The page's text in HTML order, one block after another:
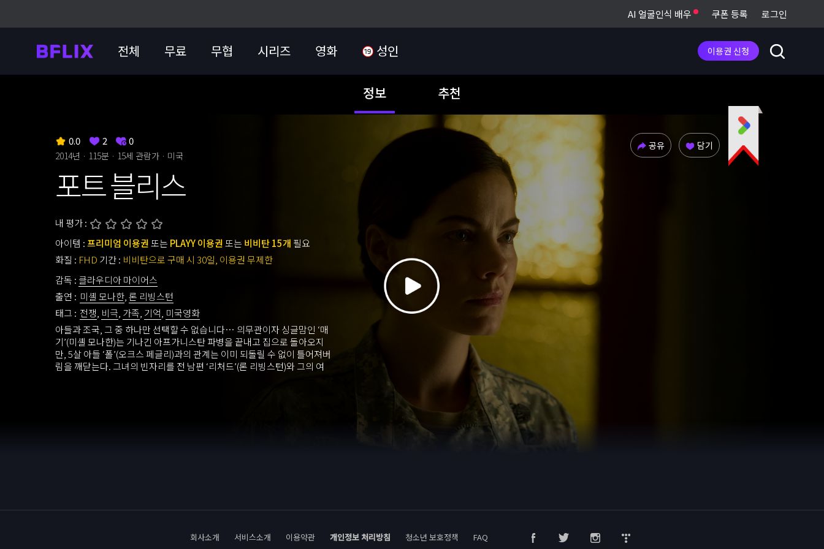
AI 얼굴인식 배우 쿠폰 등록 로그인
전체 무료 무협 시리즈 영화 성인 이용권 신청
정보 추천
0.0 2 0
2014년 · 115분 · 15세 관람가 · 미국
포트 블리스
내 평가 :
아이템 :프리미엄 이용권또는 PLAYY 이용권또는 비비탄 15개 필요
화질 : FHD 기간 : 비비탄으로 구매 시 30일, 이용권 무제한
감독 : 클라우디아 마이어스
출연 : 미셸 모나한 론 리빙스턴
태그 : 전쟁 비극 가족 기억 미국영화
아들과 조국, 그 중 하나만 선택할 수 없습니다… 의무관이자 싱글맘인 ‘매
기’(미셸 모나한)는 기나긴 아프가니스탄 파병을 끝내고 집으로 돌아오지
만, 5살 아들 ‘폴’(오크스 페글리)과의 관계는 이미 되돌릴 수 없이 틀어져버
림을 깨닫는다. 그녀의 빈자리를 전 남편 ‘리처드’(론 리빙스턴)와 그의 여
공유 담기
회사소개 서비스소개 이용약관 개인정보 처리방침 청소년 보호정책 FAQ